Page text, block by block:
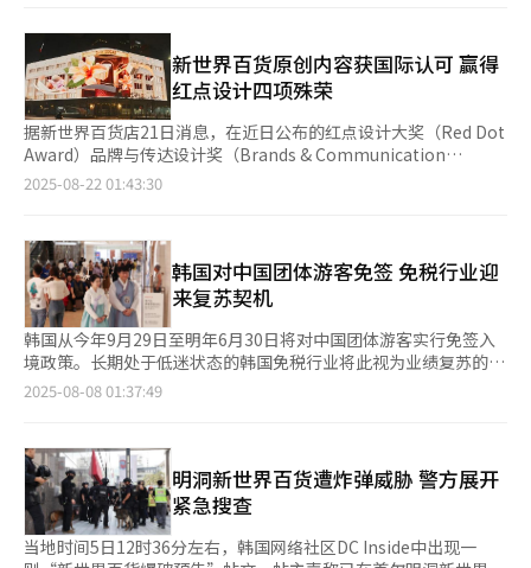
因在于面向整车厂商的出货有限并且ESS占比较低。 除制造业外，
建筑与流通板块出现业绩分化。受地方楼市低迷影响，建筑企业营
收减少，但通过成本优化和自有项目扩张维持盈利。零售行业表现
亮眼，乐天购物、新世界、现代百货等企业均实现营业利润增长。
食品与美妆板块中，出口型企业业绩突出，爱茉莉太平洋依托欧美
市场扩张，利润同比大增四成以上，而不倒翁等以内需为主的企业
则承压。 总体来看，韩国大型企业第三季度业绩结构分化明显。AI
驱动的半导体“超级周期”成为最大亮点，而美国贸易政策和全球
大变量。
新低，促使大量代购涌向日本购买路易威登、古驰、芬迪等奢侈
品，价格较中国市场低约三成。业内人士指出，中国内需不振同样
推动了代购市场扩张。例如，聚集大量年轻消费者的电商平台“得
物”，已成为MZ世代（1980年代初至2000年代初出生）获取奢侈
品的新渠道。 对奢侈品企业而言，代购既是推动销量的重要动
力，也可能带来风险。通过非官方进口渠道，代购在短期内可提升
品牌曝光度，但长期可能损害品牌价值。瑞士媒体《Luxury
Tribune》曾报道，代购市场存在假货及过期化妆品问题。 LVMH
间，机场空无一人，但免税店销售额依旧惊人，因为大量库存以折
扣价流向了中国代购，这种情况令人担忧。”今年初，LVMH甚至
向韩国主要百货发函，要求在退税活动中排除路易威登，以防代购
大量采购。 在韩国免税业界看来，代购既推动了销售增长，同时
也增加了利润负担。自2016年起，免税店通过与旅行社合作引入
代购，并按销售额支付佣金。《观光振兴法》允许这一做法。最初
佣金率仅为10%左右，但到2018至2019年间一度飙升至50%，虽
带动销售额，却大幅压缩利润。业内人士指出，外国顾客中九成以
少”的局面。 今年以来，乐天免税店宣布下调佣金率，以示不再
参与恶性竞争，但交易仍在继续。由于本土顾客有限，海外游客更
偏好欧利芙洋（Olive Young）、大创等本土连锁渠道，代购仍是
免税店最稳定的消费群体。数据显示，目前主要免税店支付的佣金
率仍在30%左右，代购贡献的销售额约占总额一半。 然而，受美
潮流元素，不仅吸引怀旧的中年消费者，也逐渐赢得年轻群体的喜
爱。 以锐步（Reebok）为例，今年推出了纪念“Club C 85”跑
鞋诞生40周年的限量款，并与复古美式休闲品牌Khakis合作，在
鞋内衬加入独特图案。自2022年起，LF时装集团负责锐步在韩国
的流通业务，通过重新推出经典产品并融入Y2K风格，推动品牌重
建，目标锁定MZ世代（1995年至2009年出生者）。集团相关负责
人表示，去年购买“Club C 85”的消费者中，10至30多岁的年轻
群体占比达70%。 与此同时，Who.A.U今年也全面启动复兴计
靡一时，被誉为“学院风”代名词。当年在明洞等核心商圈开设大
型门店。但随着潮流更迭，品牌自2010年代起逐渐沉寂。 自2020
年起，Who.A.U围绕小熊角色重新进行品牌定位，并通过快闪店逐
步赢回关注。今年，品牌入驻乐天、新世界、现代百货等主要线下
卖场，全面推进复兴计划。销售数据也显示其复苏势头明显：
2021年销售额为550亿韩元（约合人民币2.8亿元），2022年增至
750亿韩元，2023年达到900亿韩元，2024年有望突破1000亿韩
元。今年上半年销售额同比增长20%，免税店销售额同比增幅更超
逐渐扩展至泰国、越南等市场。 此外，街头时尚代表、连帽卫
衣“鼻祖”Champion也重新亮相。今年1月起，时尚电商平台
MUSINSA负责该品牌在韩国的流通业务，策略是优先在网络渠道
布局。凭借逾百年的运动传统，Champion瞄准对嘻哈和街头文化
感兴趣的MZ世代，推动品牌再造。 业内分析认为，这一轮复兴不
仅凸显经典品牌的文化价值，也反映年轻消费者对复古风格的持续
新世界百货原创内容获国际认可 赢得
红点设计四项殊荣
据新世界百货店21日消息，在近日公布的红点设计大奖（Red Dot
Award）品牌与传达设计奖（Brands & Communication
Design）获奖名单中，原创设计作品荣获四个奖项。 本次新世界
MOMENT》《纯宗御车的中区巡礼》《音乐家的行李箱》等。 去
年推出的“Joy Everywhere”通过门店营销与社交媒体病毒营销
（Viral marketing）方式宣传，病毒营销是一种利用公众的积极
性和人际网络，让营销信息像病毒一样传播和扩散，从而达到快速
推广产品或服务目的的营销策略。活动期间，新世界百货店官方社
交媒体账号新增关注人数超过8万人，平台累计浏览量突破5000万
次。 今年在新世界广场展出的媒体艺术作品也荣获奖项。其中，
《TIMELESS MOMENT》以传统与现代的融合为主题，通过光
多游客前来打卡。《纯宗御车的中区巡礼》则与韩国国家遗产厅合
作，以纯宗御车在首尔穿越时空的概念，将中区建筑地标与各个时
代的生活景象融合在视频当中。《音乐家的行李箱》以“环游世界
的音乐家行李箱中装有什么？”这一线索，结合优美旋律和箱中绽
放出的鲜花铺满整个数字画布，以传递春日生机。 新世界百货店
方面表示，凭借营销活动和媒体艺术等原创设计内容，公司正在成
2025-08-22 01:43:30
韩国对中国团体游客免签 免税行业迎
来复苏契机
韩国从今年9月29日至明年6月30日将对中国团体游客实行免签入
境政策。长期处于低迷状态的韩国免税行业将此视为业绩复苏的重
要机遇，正积极筹备迎接中国游客的到来。 据韩国旅游发展局7日
次。韩国政府表示，此次免签政策将成为重振韩中旅游交流的重要
契机。 据韩国驻中国大使馆消息，自去年11月起中国政府对韩国
公民实施免签政策以来，截至今年5月，赴华韩国游客同比增长
54.8%。韩国政府此次免签政策，同样期待能够取得相似的积极效
果。 其中，免税行业是对中国游客依赖度最高的行业，中国游客
2025-08-08 01:37:49
明洞新世界百货遭炸弹威胁 警方展开
紧急搜查
当地时间5日12时36分左右，韩国网络社区DC Inside中出现一